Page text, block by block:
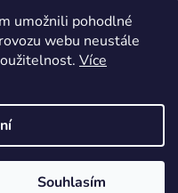
umožnili pohodlné
webu neustále
Více
Souhlasím
podmínkami ochrany
Všechna práva vyhrazena.